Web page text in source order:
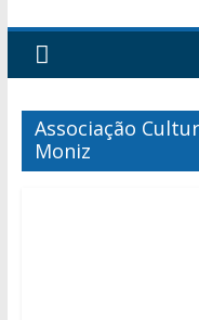
Associação
Moniz